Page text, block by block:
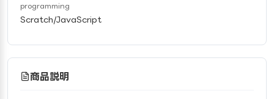
programming
Scratch/JavaScript
商品説明